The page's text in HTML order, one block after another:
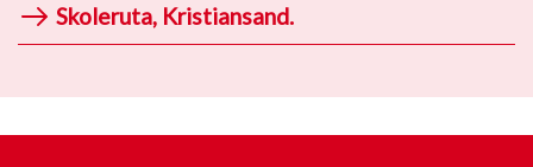
Skoleruta, Kristiansand.